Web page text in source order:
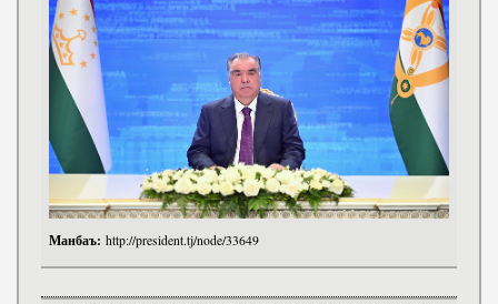
Манбаъ: http://president.tj/node/33649